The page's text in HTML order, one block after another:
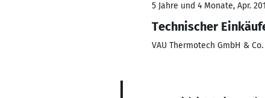
5 Jahre und 4 Monate, Apr.
Technischer
VAU Thermotech GmbH & Co.